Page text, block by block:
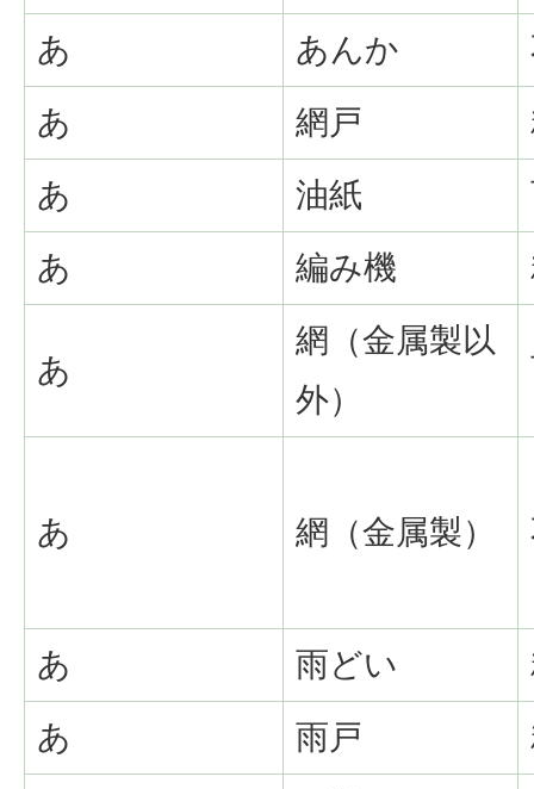
あ
あんか
あ
網戸
あ
油紙
あ
編み機
あ
網（金属製以
外）
あ 網（金属製）
あ 雨どい
あ
雨戸